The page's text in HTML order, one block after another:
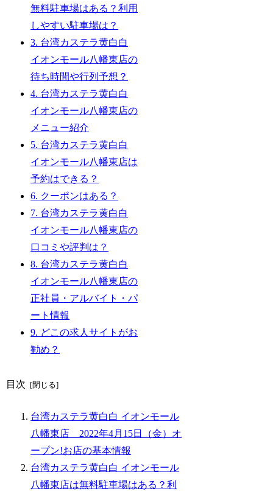
無料駐車場はある？利用
しやすい駐車場は？
3. 台湾カステラ黄白白
イオンモール八幡東店の
待ち時間や行列予想？
4. 台湾カステラ黄白白
イオンモール八幡東店の
メニュー紹介
5. 台湾カステラ黄白白
イオンモール八幡東店は
予約はできる？
6. クーポンはある？
7. 台湾カステラ黄白白
イオンモール八幡東店の
口コミや評判は？
8. 台湾カステラ黄白白
イオンモール八幡東店の
正社員・アルバイト・パ
ート情報
9. どこの求人サイトがお
勧め？
目次
台湾カステラ黄白白 イオンモール
八幡東店 2022年4月15日（金）オ
ープン!お店の基本情報
台湾カステラ黄白白 イオンモール
八幡東店は無料駐車場はある？利